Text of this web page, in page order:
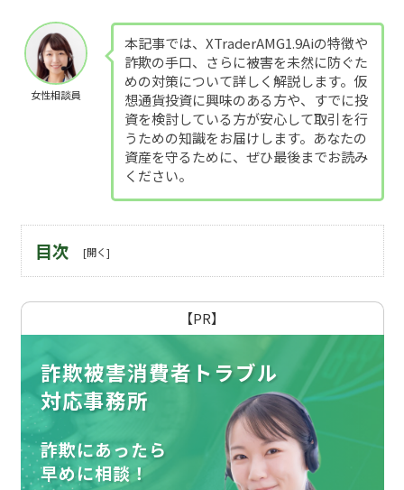
女性相談員
本記事では、XTraderAMG1.9Aiの特徴や
詐欺の手口、さらに被害を未然に防ぐた
めの対策について詳しく解説します。仮
想通貨投資に興味のある方や、すでに投
資を検討している方が安心して取引を行
うための知識をお届けします。あなたの
資産を守るために、ぜひ最後までお読み
ください。
目次
【PR】
詐欺被害消費者トラブル
対応事務所
詐欺にあったら
早めに相談！